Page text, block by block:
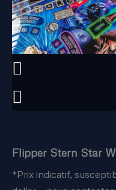
Flipper Stern Star
*Prix indicatif,